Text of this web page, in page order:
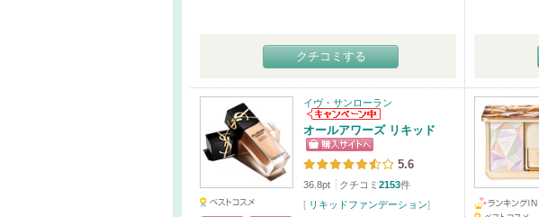
クチコミする
イヴ・サンローラン
オールアワーズ リキッド
5.6
36.8pt クチコミ 2153件
[ リキッドファンデーション]